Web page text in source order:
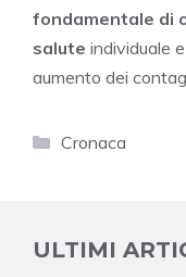
fondamentale di
salute individuale
aumento dei
Categorie
Cronaca
ULTIMI